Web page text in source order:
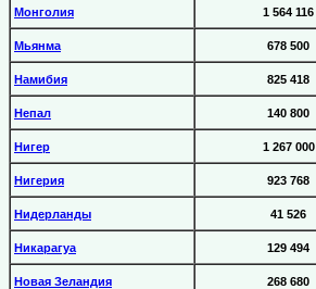
Монголия 1 564 116
Мьянма 678 500
Намибия 825 418
Непал 140 800
Нигер 1 267 000
Нигерия 923 768
Нидерланды 41 526
Никарагуа 129 494
Новая Зеландия 268 680